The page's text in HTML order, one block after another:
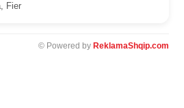
Fier
© Powered by ReklamaShqip.com